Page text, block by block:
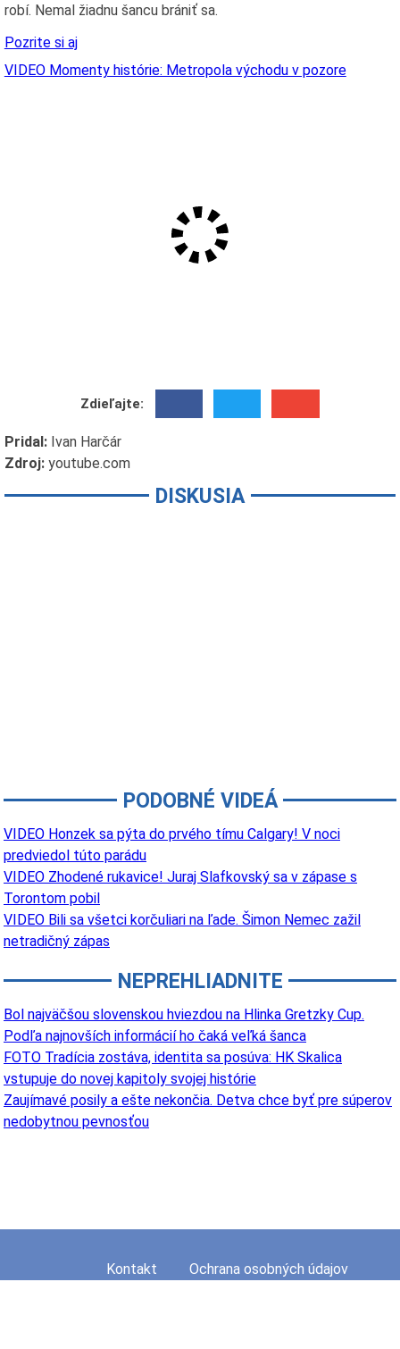
robí. Nemal žiadnu šancu brániť sa.
Pozrite si aj
VIDEO Momenty histórie: Metropola východu v pozore
Zdieľajte:
Pridal: Ivan Harčár
Zdroj: youtube.com
DISKUSIA
PODOBNÉ VIDEÁ
VIDEO Honzek sa pýta do prvého tímu Calgary! V noci
predviedol túto parádu
VIDEO Zhodené rukavice! Juraj Slafkovský sa v zápase s
Torontom pobil
VIDEO Bili sa všetci korčuliari na ľade. Šimon Nemec zažil
netradičný zápas
NEPREHLIADNITE
Bol najväčšou slovenskou hviezdou na Hlinka Gretzky Cup.
Podľa najnovších informácií ho čaká veľká šanca
FOTO Tradícia zostáva, identita sa posúva: HK Skalica
vstupuje do novej kapitoly svojej histórie
Zaujímavé posily a ešte nekončia. Detva chce byť pre súperov
nedobytnou pevnosťou
Kontakt Ochrana osobných údajov